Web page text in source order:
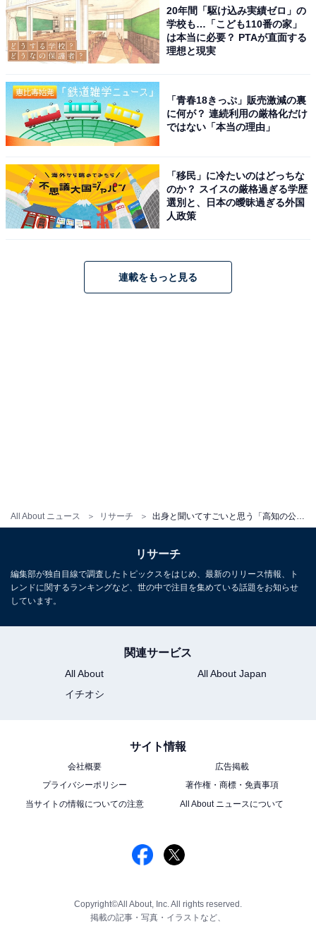
All About ニュース リサーチ 出身と聞いてすごいと思う「高知の公立進学校」ランキング！ 2位は「高知国際高等学校」、では1位は？
20年間「駆け込み実績ゼロ」の
学校も…「こども110番の家」
は本当に必要？ PTAが直面する
理想と現実
「青春18きっぷ」販売激減の裏
に何が？ 連続利用の厳格化だけ
ではない「本当の理由」
「移民」に冷たいのはどっちな
のか？ スイスの厳格過ぎる学歴
選別と、日本の曖昧過ぎる外国
人政策
連載をもっと見る
リサーチ
編集部が独自目線で調査したトピックスをはじめ、最新のリリース情報、ト
レンドに関するランキングなど、世の中で注目を集めている話題をお知らせ
しています。
関連サービス
All About
All About Japan
イチオシ
サイト情報
会社概要
広告掲載
プライバシーポリシー
著作権・商標・免責事項
当サイトの情報についての注意
All About ニュースについて
Copyright©All About, Inc. All rights reserved.
掲載の記事・写真・イラストなど、